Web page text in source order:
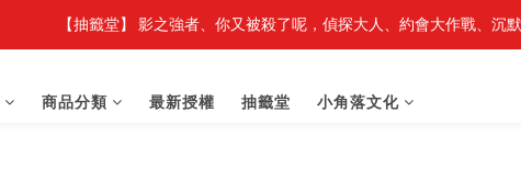
【轉生史萊姆】系列書展🌟系列小說 79 折，滿$389送
【抽籤堂】 影之強者、你又被殺了呢，偵探大人、約會大作戰、沉
商品分類 最新授權 抽籤堂 小角落文化